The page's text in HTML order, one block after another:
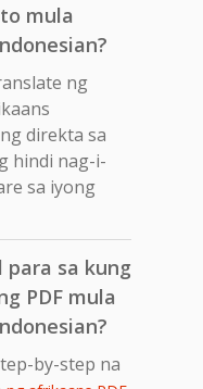
mula
ng
direkta sa
hindi nag-i-
sa iyong
sa kung
PDF mula
by-step na